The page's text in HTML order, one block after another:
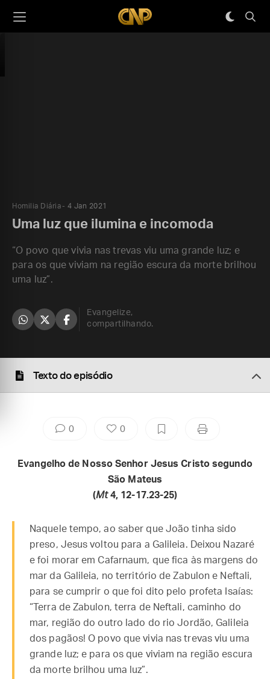
Homilia Diária 4 Jan 2021
Uma luz que ilumina e incomoda
“O povo que vivia nas trevas viu uma grande luz; e
para os que viviam na região escura da morte brilhou
uma luz”.
Evangelize,
compartilhando.
Texto do episódio
0 0
Evangelho de Nosso Senhor Jesus Cristo segundo
São Mateus
(Mt4, 12-17.23-25)
Naquele tempo, ao saber que João tinha sido
preso, Jesus voltou para a Galileia. Deixou Nazaré
e foi morar em Cafarnaum, que fica às margens do
mar da Galileia, no território de Zabulon e Neftali,
para se cumprir o que foi dito pelo profeta Isaías:
“Terra de Zabulon, terra de Neftali, caminho do
mar, região do outro lado do rio Jordão, Galileia
dos pagãos! O povo que vivia nas trevas viu uma
grande luz; e para os que viviam na região escura
da morte brilhou uma luz”.